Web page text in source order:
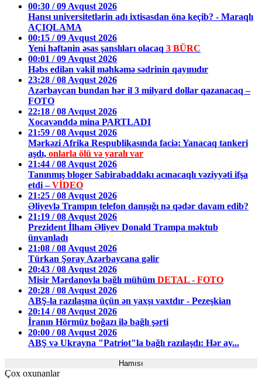
00:30 / 09 Avqust 2026
Hansı universitetlərin adı ixtisasdan önə keçib? - Maraqlı
AÇIQLAMA
00:15 / 09 Avqust 2026
Yeni həftənin əsas şanslıları olacaq 3 BÜRC
00:01 / 09 Avqust 2026
Həbs edilən vəkil məhkəmə sədrinin qayınıdır
23:28 / 08 Avqust 2026
Azərbaycan bundan hər il 3 milyard dollar qazanacaq –
FOTO
22:18 / 08 Avqust 2026
Xocavənddə mina PARTLADI
21:59 / 08 Avqust 2026
Mərkəzi Afrika Respublikasında faciə: Yanacaq tankeri
aşdı, onlarla ölü və yaralı var
21:44 / 08 Avqust 2026
Tanınmış bloger Sabirabaddakı acınacaqlı vəziyyəti ifşa
etdi –VİDEO
21:25 / 08 Avqust 2026
Əliyevlə Trampın telefon danışığı nə qədər davam edib?
21:19 / 08 Avqust 2026
Prezident İlham Əliyev Donald Trampa məktub
ünvanladı
21:08 / 08 Avqust 2026
Türkan Şoray Azərbaycana gəlir
20:43 / 08 Avqust 2026
Misir Mərdanovla bağlı mühüm DETAL - FOTO
20:28 / 08 Avqust 2026
ABŞ-la razılaşma üçün ən yaxşı vaxtdır - Pezeşkian
20:14 / 08 Avqust 2026
İranın Hörmüz boğazı ilə bağlı şərti
20:00 / 08 Avqust 2026
ABŞ və Ukrayna "Patriot"la bağlı razılaşdı: Hər ay...
Hamısı
Çox oxunanlar